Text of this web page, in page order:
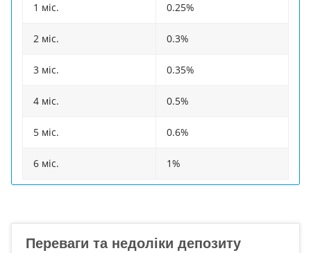
1 міс. 0.25%
2 міс. 0.3%
3 міс. 0.35%
4 міс. 0.5%
5 міс. 0.6%
6 міс. 1%
Переваги та недоліки депозиту